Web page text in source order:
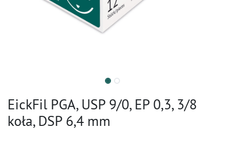
EickFil PGA, USP 9/0, EP 0,3, 3/8
koła, DSP 6,4 mm